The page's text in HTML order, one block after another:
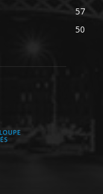
57
50